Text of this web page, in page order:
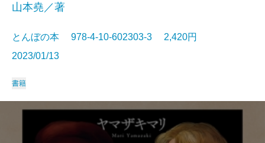
山本堯／著
とんぼの本 978-4-10-602303-3 2,420円
2023/01/13
書籍